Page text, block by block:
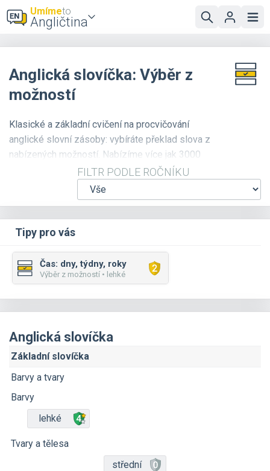
Umímeto
Angličtina
Anglická slovíčka: Výběr z
možností
Klasické a základní cvičení na procvičování
anglické slovní zásoby: vybíráte překlad slova z
nabízených možností. Nabízíme více jak 3000
slovíček, která jsou přehledně roztříděna podle
témat a náročnosti. Doporučujeme
u většiny slovíček je k dispozici i zvuková
chcete procvičit i zápis slov, použijte cvičení
FILTR PODLE ROČNÍKU
Tipy pro vás
Čas: dny, týdny, roky
Výběr z možností • lehké
Anglická slovíčka
Základní slovíčka
Barvy a tvary
Barvy
lehké
Tvary a tělesa
střední